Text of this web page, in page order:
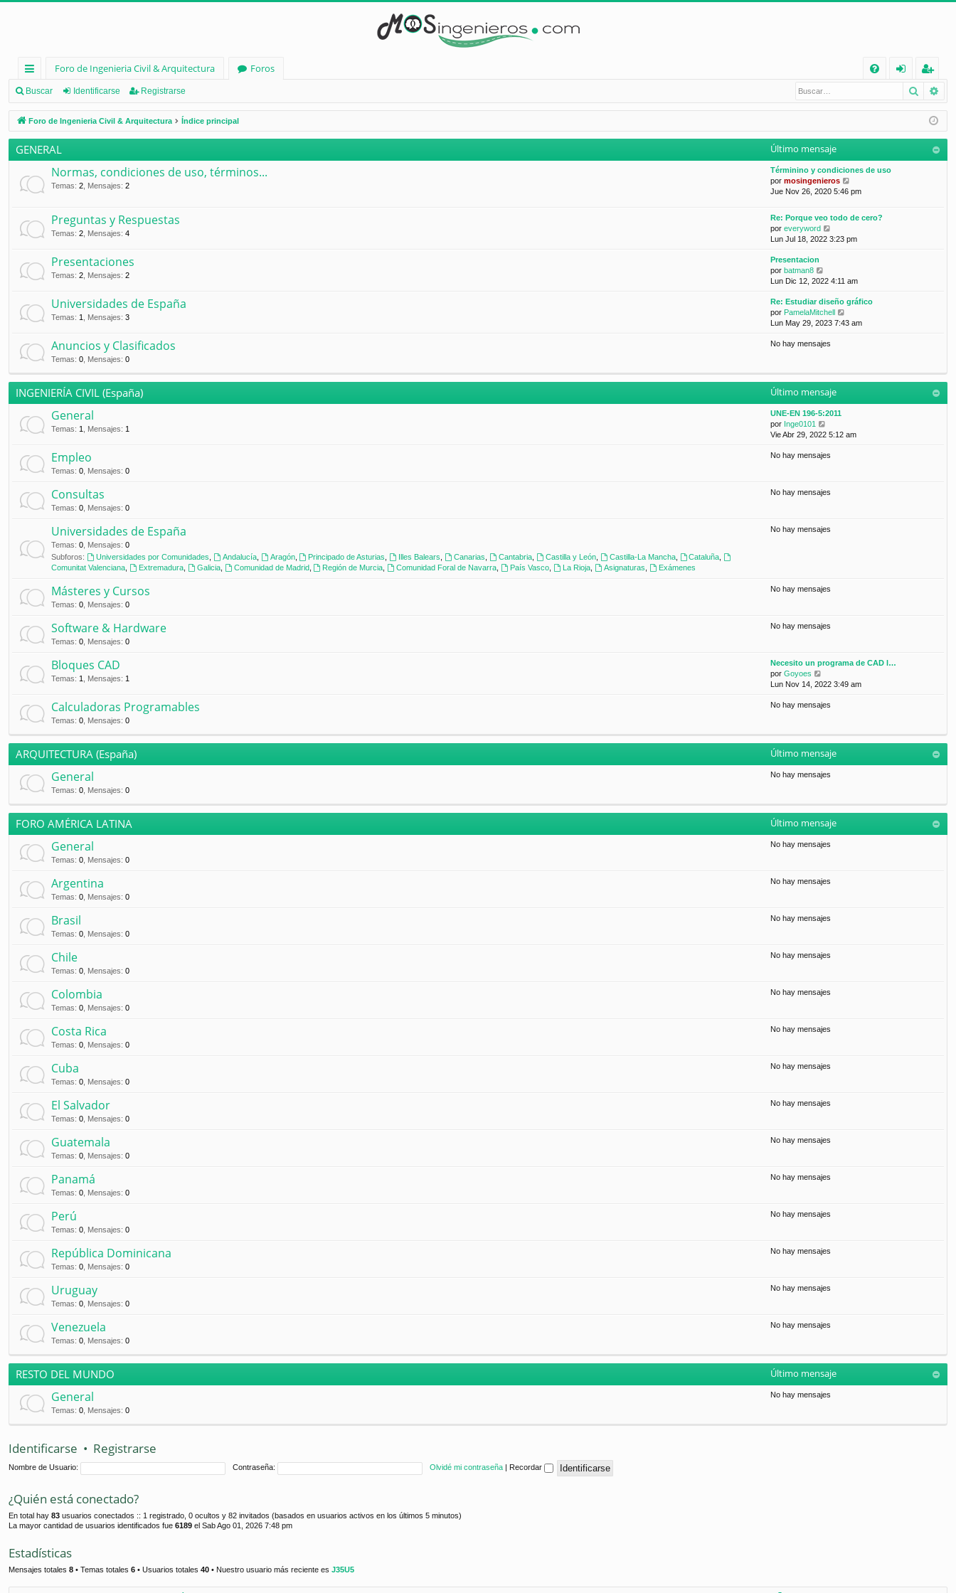
nl
ac
es
rá
pi
os
Foro de Ingenieria Civil & Arquitectura
Foros
Q
nt
ifi
eg
ist
ra
Buscar Identificarse Registrarse Buscar
Foro de Ingenieria Civil & Arquitectura Índice principal
GENERAL Último mensaje
Normas, condiciones de uso, términos...
Temas: 2 Mensajes: 2
Términino y condiciones de uso
por mosingenieros
e
l
i
e
s
Jue Nov 26, 2020 5:46 pm
Preguntas y Respuestas
Temas: 2 Mensajes: 4
Re: Porque veo todo de cero?
por everyword
e
t
m
o
m
j
e
Lun Jul 18, 2022 3:23 pm
Presentaciones
Temas: 2 Mensajes: 2
Presentacion
por batman8
e
ú
l
t
m
e
s
j
e
Lun Dic 12, 2022 4:11 am
Universidades de España
Temas: 1 Mensajes: 3
Re: Estudiar diseño gráfico
por PamelaMitchell
e
i
s
Lun May 29, 2023 7:43 am
Anuncios y Clasificados
Temas: 0 Mensajes: 0
No hay mensajes
INGENIERÍA CIVIL (España) Último mensaje
General
Temas: 1 Mensajes: 1
UNE-EN 196-5:2011
por Inge0101
e
ú
m
e
Vie Abr 29, 2022 5:12 am
Empleo
Temas: 0 Mensajes: 0
No hay mensajes
Consultas
Temas: 0 Mensajes: 0
No hay mensajes
Universidades de España
Temas: 0 Mensajes: 0
Subforos:
Universidades por Comunidades Andalucía, Aragón, Principado de Asturias Illes Balears Canarias Cantabria, Castilla y León, Castilla-La Mancha, Cataluña
Comunitat Valenciana
Extremadura, Galicia, Comunidad de Madrid, Región de Murcia Comunidad Foral de Navarra País Vasco La Rioja, Asignaturas Exámenes
No hay mensajes
Másteres y Cursos
Temas: 0 Mensajes: 0
No hay mensajes
Software & Hardware
Temas: 0 Mensajes: 0
No hay mensajes
Bloques CAD
Temas: 1 Mensajes: 1
Necesito un programa de CAD l…
por Goyoes
e
ú
i
o
e
a
j
Lun Nov 14, 2022 3:49 am
Calculadoras Programables
Temas: 0 Mensajes: 0
No hay mensajes
ARQUITECTURA (España) Último mensaje
General
Temas: 0 Mensajes: 0
No hay mensajes
FORO AMÉRICA LATINA Último mensaje
General
Temas: 0 Mensajes: 0
No hay mensajes
Argentina
Temas: 0 Mensajes: 0
No hay mensajes
Brasil
Temas: 0 Mensajes: 0
No hay mensajes
Chile
Temas: 0 Mensajes: 0
No hay mensajes
Colombia
Temas: 0 Mensajes: 0
No hay mensajes
Costa Rica
Temas: 0 Mensajes: 0
No hay mensajes
Cuba
Temas: 0 Mensajes: 0
No hay mensajes
El Salvador
Temas: 0 Mensajes: 0
No hay mensajes
Guatemala
Temas: 0 Mensajes: 0
No hay mensajes
Panamá
Temas: 0 Mensajes: 0
No hay mensajes
Perú
Temas: 0 Mensajes: 0
No hay mensajes
República Dominicana
Temas: 0 Mensajes: 0
No hay mensajes
Uruguay
Temas: 0 Mensajes: 0
No hay mensajes
Venezuela
Temas: 0 Mensajes: 0
No hay mensajes
RESTO DEL MUNDO Último mensaje
General
Temas: 0 Mensajes: 0
No hay mensajes
Identificarse • Registrarse
Nombre de Usuario: Contraseña: Olvidé mi contraseña Recordar
¿Quién está conectado?
En total hay 83 usuarios conectados :: 1 registrado, 0 ocultos y 82 invitados (basados en usuarios activos en los últimos 5 minutos)
La mayor cantidad de usuarios identificados fue 6189 el Sab Ago 01, 2026 7:48 pm
Estadísticas
Mensajes totales 8 • Temas totales 6 • Usuarios totales 40 • Nuestro usuario más reciente es J35U5